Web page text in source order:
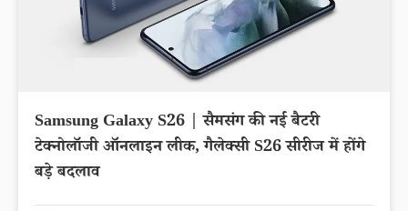
Samsung Galaxy S26 | सैमसंग की नई बैटरी
टेक्नोलॉजी ऑनलाइन लीक, गैलेक्सी S26 सीरीज में होंगे
बड़े बदलाव